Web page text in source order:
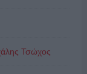
Τσώχος